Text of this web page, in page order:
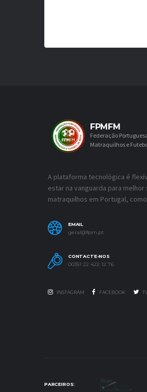
FPMFM
Federação
Matraquilhos e
A plataforma tecnológica é
estar na vanguarda para
matraquilhos em Portugal,
EMAIL
geral@fpm.pt
CONTACTE-NOS
00351 22 422 12 76
INSTAGRAM FACEBOOK
PARCEIROS: